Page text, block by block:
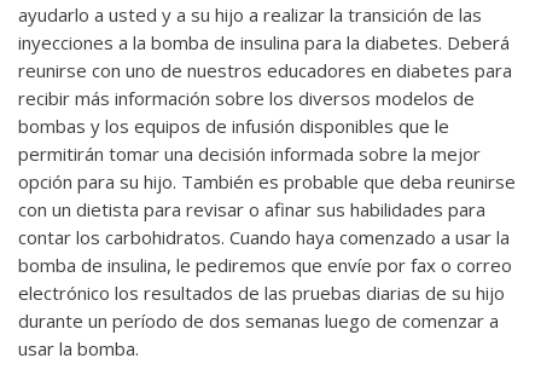
ayudarlo a usted y a su hijo a realizar la transición de las
inyecciones a la bomba de insulina para la diabetes. Deberá
reunirse con uno de nuestros educadores en diabetes para
recibir más información sobre los diversos modelos de
bombas y los equipos de infusión disponibles que le
permitirán tomar una decisión informada sobre la mejor
opción para su hijo. También es probable que deba reunirse
con un dietista para revisar o afinar sus habilidades para
contar los carbohidratos. Cuando haya comenzado a usar la
bomba de insulina, le pediremos que envíe por fax o correo
electrónico los resultados de las pruebas diarias de su hijo
durante un período de dos semanas luego de comenzar a
usar la bomba.